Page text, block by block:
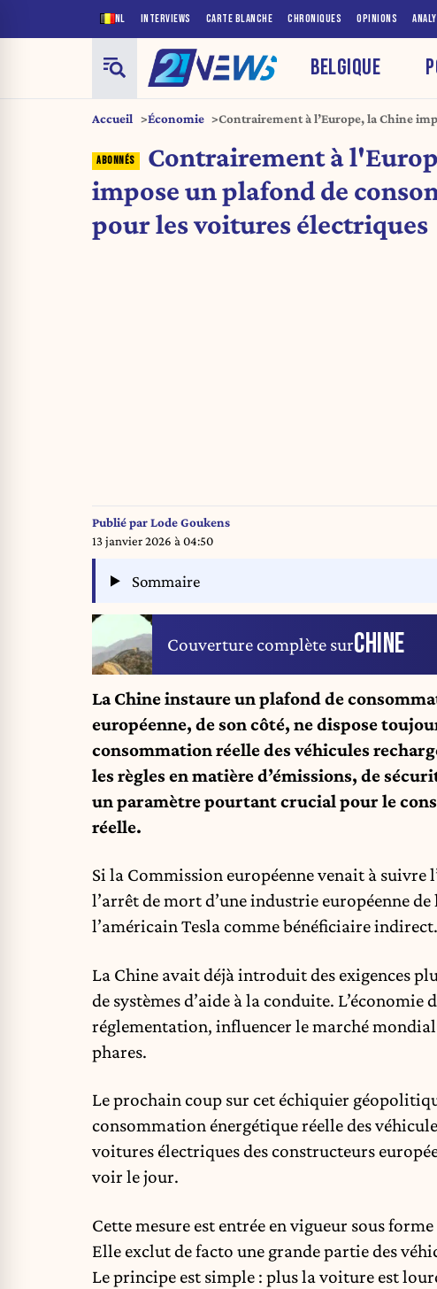
NL INTERVIEWS CARTE BLANCHE CHRONIQUES OPINIONS
BELGIQUE
Accueil Économie
Contrairement à l’Europe, la Chine
Contrairement à
impose un plafond de
pour les voitures électriques
Publié parLode Goukens
13 janvier 2026 à 04:50
Sommaire
Couverture complète surCHINE
La Chine instaure un plafond de
européenne, de son côté, ne dispose
consommation réelle des véhicules
les règles en matière d’émissions, de
un paramètre pourtant crucial pour le
réelle.
Si la Commission européenne venait à
l’arrêt de mort d’une industrie européenne
l’américain Tesla comme bénéficiaire indirect.
La Chine avait déjà introduit des exigences
de systèmes d’aide à la conduite.
réglementation, influencer le marché
phares.
Le prochain coup sur cet échiquier
consommation énergétique réelle des
voitures électriques des constructeurs
voir le jour.
Cette mesure est entrée en vigueur sous
Elle exclut de facto une grande partie des
Le principe est simple : plus la voiture est